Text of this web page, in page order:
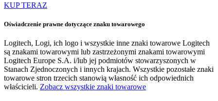
KUP TERAZ
Oświadczenie prawne dotyczące znaku towarowego
Logitech, Logi, ich logo i wszystkie inne znaki towarowe Logitech
są znakami towarowymi lub zastrzeżonymi znakami towarowymi
Logitech Europe S.A. i/lub jej podmiotów stowarzyszonych w
Stanach Zjednoczonych i innych krajach. Wszystkie pozostałe znaki
towarowe stron trzecich stanowią własność ich odpowiednich
właścicieli. Zobacz wszystkie znaki towarowe